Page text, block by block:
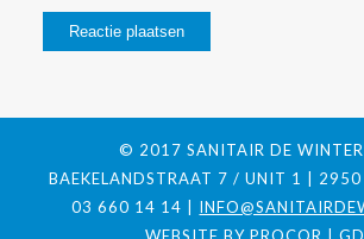
© 2017 SANITAIR DE
BAEKELANDSTRAAT 7 / UNIT 1 | 2950
03 660 14 14 |
WEBSITE BYPROCOR |